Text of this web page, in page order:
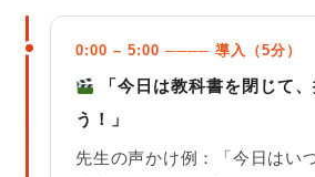
0:00 – 5:00 ──── 導入（5分）
「今日は教科書を閉じて
う！」
先生の声かけ例：「今日はい